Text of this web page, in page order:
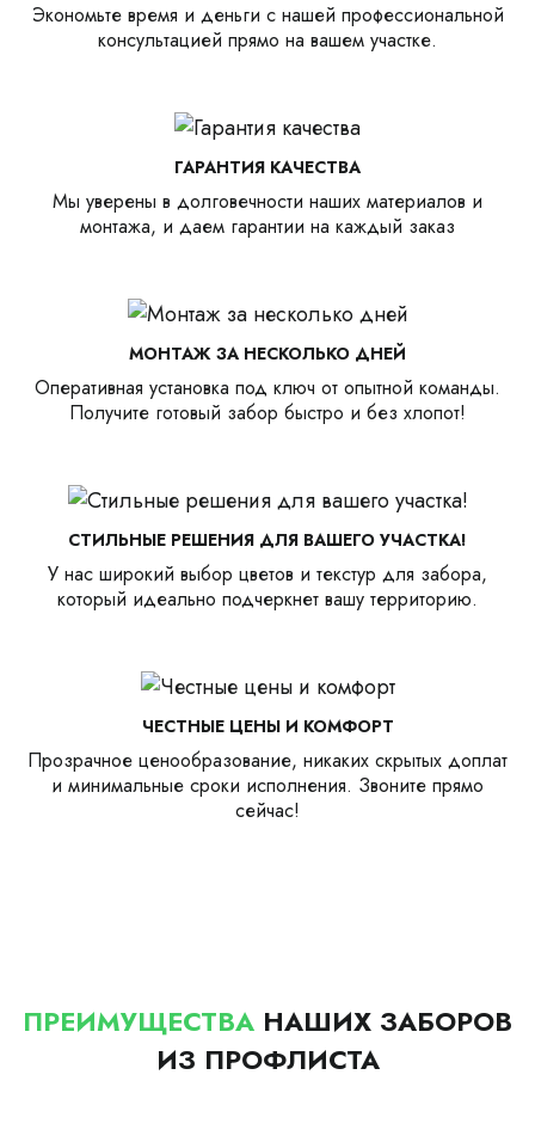
Экономьте время и деньги с нашей профессиональной
консультацией прямо на вашем участке.
ГАРАНТИЯ КАЧЕСТВА
Мы уверены в долговечности наших материалов и
монтажа, и даем гарантии на каждый заказ
МОНТАЖ ЗА НЕСКОЛЬКО ДНЕЙ
Оперативная установка под ключ от опытной команды.
Получите готовый забор быстро и без хлопот!
СТИЛЬНЫЕ РЕШЕНИЯ ДЛЯ ВАШЕГО УЧАСТКА!
У нас широкий выбор цветов и текстур для забора,
который идеально подчеркнет вашу территорию.
ЧЕСТНЫЕ ЦЕНЫ И КОМФОРТ
Прозрачное ценообразование, никаких скрытых доплат
и минимальные сроки исполнения. Звоните прямо
сейчас!
ПРЕИМУЩЕСТВА НАШИХ ЗАБОРОВ
ИЗ ПРОФЛИСТА